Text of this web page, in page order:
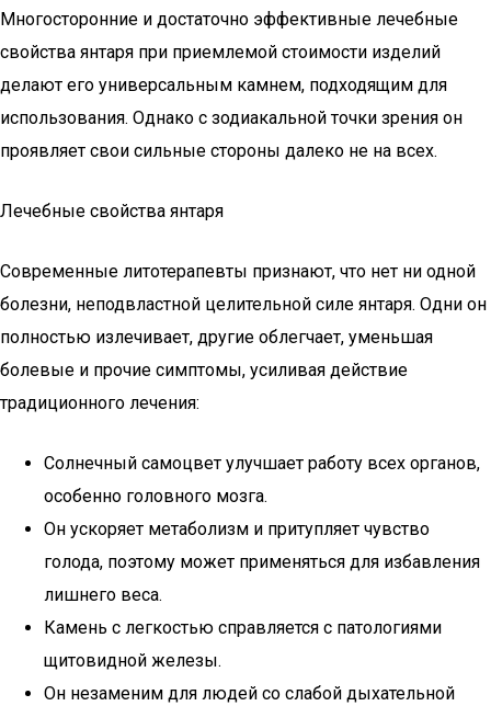
Многосторонние и достаточно эффективные лечебные
свойства янтаря при приемлемой стоимости изделий
делают его универсальным камнем, подходящим для
использования. Однако с зодиакальной точки зрения он
проявляет свои сильные стороны далеко не на всех.
Лечебные свойства янтаря
Современные литотерапевты признают, что нет ни одной
болезни, неподвластной целительной силе янтаря. Одни он
полностью излечивает, другие облегчает, уменьшая
болевые и прочие симптомы, усиливая действие
традиционного лечения:
Солнечный самоцвет улучшает работу всех органов,
особенно головного мозга.
Он ускоряет метаболизм и притупляет чувство
голода, поэтому может применяться для избавления
лишнего веса.
Камень с легкостью справляется с патологиями
щитовидной железы.
Он незаменим для людей со слабой дыхательной